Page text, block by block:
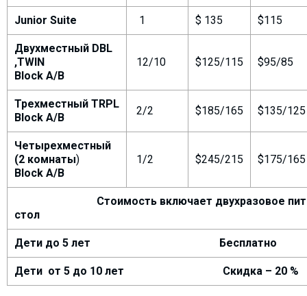
Junior Suite 1 $ 135 $115
Двухместный DBL
,TWIN
Block A/B
12/10 $125/115 $95/85
Трехместный TRPL
Block A/B
2/2 $185/165 $135/125
Четырехместный
(2 комнаты)
Block A/B
1/2 $245/215 $175/165
Стоимость включает двухразовое
стол
Дети до 5 лет Бесплатно
Дети от 5 до 10 лет Скидка – 20 %